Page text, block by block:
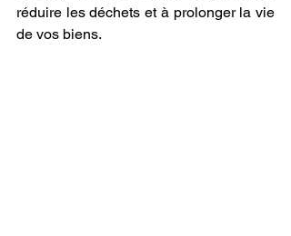
réduire les déchets et à prolonger la vie
de vos biens.